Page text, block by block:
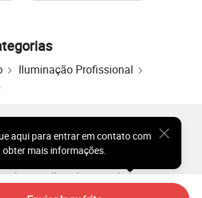
(combinação)/iluminação
/LED Marine Driving Spotlight /
LED/ telecomando marítimo montável
marítimo/projector/telecomando
exterior TG6, holofotes
marítimo Projector/ projector LED
Iluminação Profissional
aqui para entrar em contato com
mais informações.
por Atacado
Comprador de Estrela
Percepções
Política de Privacidade
Contato